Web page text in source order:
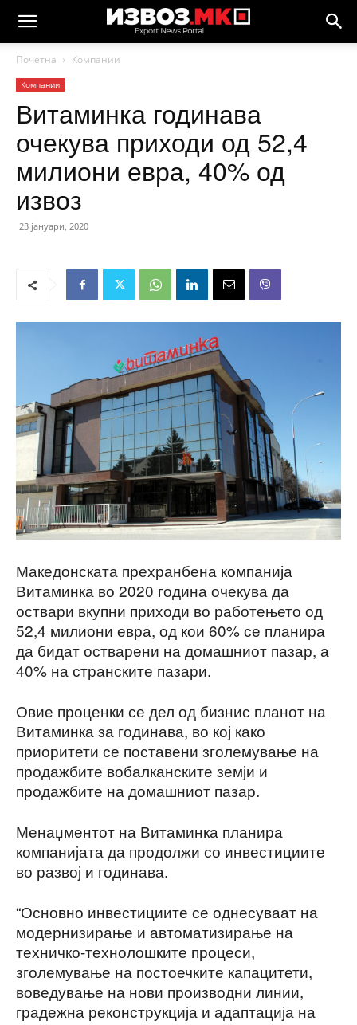
Почетна Компании
Компании
Витаминка годинава
очекува приходи од 52,4
милиони евра, 40% од
извоз
23 јануари, 2020
Македонската прехранбена компанија
Витаминка во 2020 година очекува да
оствари вкупни приходи во работењето од
52,4 милиони евра, од кои 60% се планира
да бидат остварени на домашниот пазар, а
40% на странските пазари.
Овие проценки се дел од бизнис планот на
Витаминка за годинава, во кој како
приоритети се поставени зголемување на
продажбите вобалканските земји и
продажбите на домашниот пазар.
Менаџментот на Витаминка планира
компанијата да продолжи со инвестициите
во развој и годинава.
“Основно инвестициите се однесуваат на
модернизирање и автоматизирање на
техничко-технолошките процеси,
зголемување на постоечките капацитети,
воведување на нови производни линии,
градежна реконструкција и адаптација на